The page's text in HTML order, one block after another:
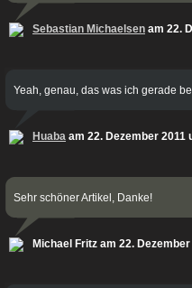
Sebastian Michaelsen am 22.
Yeah, genau, das was ich gerade
Huaba am 22. Dezember 2011
Sehr schöner Artikel, Danke!
Michael Fritz am 22.